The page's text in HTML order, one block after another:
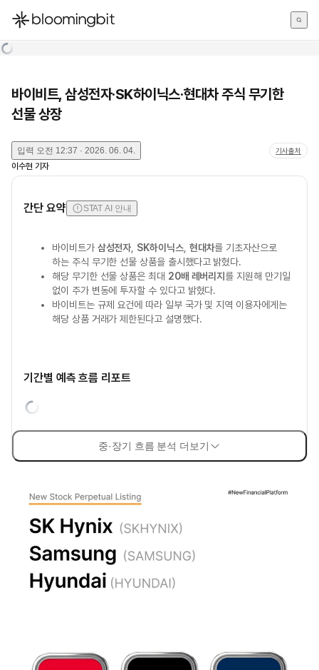
한국어
바이비트, 삼성전자·SK하이닉스·현대차 주식 무기한
선물 상장
입력 오전 12:37 · 2026. 06. 04. 기사출처
이수현 기자
간단 요약 STAT AI 안내
바이비트가 삼성전자 SK하이닉스, 현대차를 기초자산으로
하는 주식 무기한 선물 상품을 출시했다고 밝혔다.
해당 무기한 선물 상품은 최대 20배 레버리지 를 지원해 만기일
없이 주가 변동에 투자할 수 있다고 밝혔다.
바이비트는 규제 요건에 따라 일부 국가 및 지역 이용자에게는
해당 상품 거래가 제한된다고 설명했다.
기간별 예측 흐름 리포트
중·장기 흐름 분석 더보기